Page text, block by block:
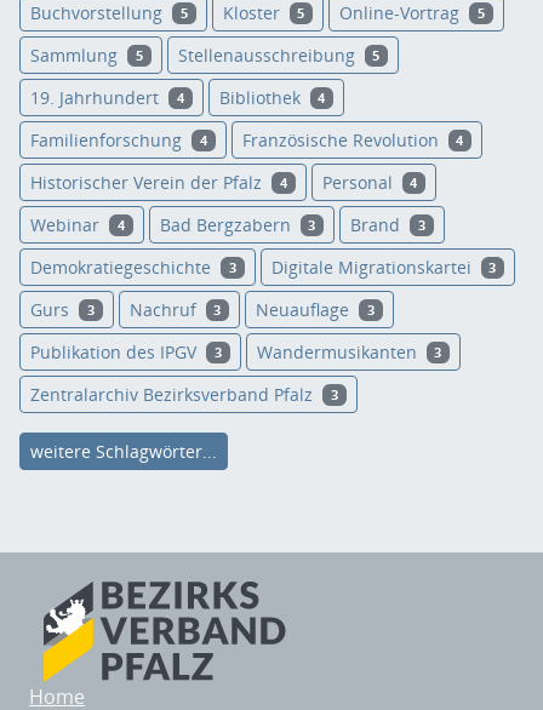
Buchvorstellung 5 Kloster 5 Online-Vortrag 5
Sammlung 5 Stellenausschreibung 5
19. Jahrhundert 4 Bibliothek 4
Familienforschung 4 Französische Revolution 4
Historischer Verein der Pfalz 4 Personal 4
Webinar 4 Bad Bergzabern 3 Brand 3
Demokratiegeschichte 3 Digitale Migrationskartei 3
Gurs 3 Nachruf 3 Neuauflage 3
Publikation des IPGV 3 Wandermusikanten 3
Zentralarchiv Bezirksverband Pfalz 3
weitere Schlagwörter...
Home